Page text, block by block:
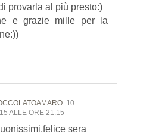
provarla al più presto:)
e grazie mille per la
10
ALLE ORE 21:15
sera